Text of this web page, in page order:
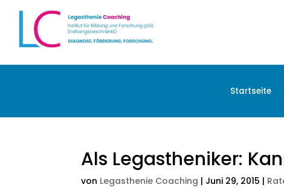
Startseite
Als Legastheniker:
von Legasthenie Coaching | Juni 29, 2015 |